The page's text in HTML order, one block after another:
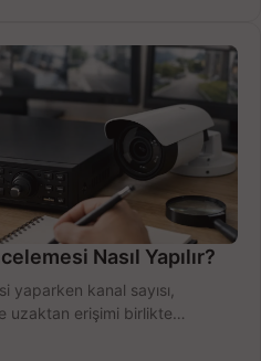
Nasıl Yapılır?
yaparken kanal sayısı,
uzaktan erişimi birlikte